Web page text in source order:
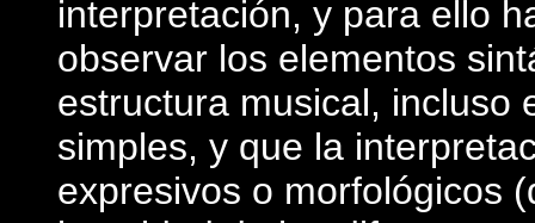
interpretación, y para ello
observar los elementos
estructura musical, incluso
simples, y que la
expresivos o morfológicos